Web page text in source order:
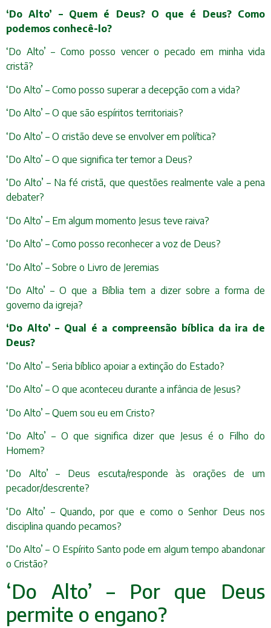
‘Do Alto’ – Quem é Deus? O que é Deus? Como
podemos conhecê-lo?
‘Do Alto’ – Como posso vencer o pecado em minha vida
cristã?
‘Do Alto’ – Como posso superar a decepção com a vida?
‘Do Alto’ – O que são espíritos territoriais?
‘Do Alto’ – O cristão deve se envolver em política?
‘Do Alto’ – O que significa ter temor a Deus?
‘Do Alto’ – Na fé cristã, que questões realmente vale a pena
debater?
‘Do Alto’ – Em algum momento Jesus teve raiva?
‘Do Alto’ – Como posso reconhecer a voz de Deus?
‘Do Alto’ – Sobre o Livro de Jeremias
‘Do Alto’ – O que a Bíblia tem a dizer sobre a forma de
governo da igreja?
‘Do Alto’ – Qual é a compreensão bíblica da ira de
Deus?
‘Do Alto’ – Seria bíblico apoiar a extinção do Estado?
‘Do Alto’ – O que aconteceu durante a infância de Jesus?
‘Do Alto’ – Quem sou eu em Cristo?
‘Do Alto’ – O que significa dizer que Jesus é o Filho do
Homem?
‘Do Alto’ – Deus escuta/responde às orações de um
pecador/descrente?
‘Do Alto’ – Quando, por que e como o Senhor Deus nos
disciplina quando pecamos?
‘Do Alto’ – O Espírito Santo pode em algum tempo abandonar
o Cristão?
‘Do Alto’ – Por que Deus
permite o engano?